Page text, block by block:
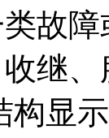
故
继
构显